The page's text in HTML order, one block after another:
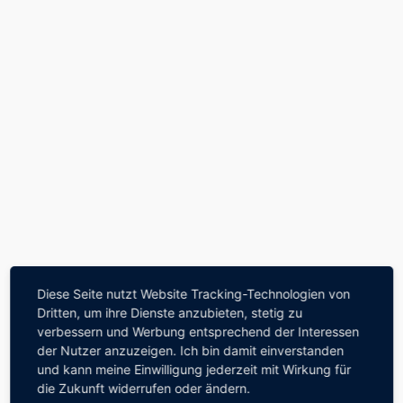
Diese Seite nutzt Website Tracking-Technologien von
Dritten, um ihre Dienste anzubieten, stetig zu
verbessern und Werbung entsprechend der Interessen
der Nutzer anzuzeigen. Ich bin damit einverstanden
und kann meine Einwilligung jederzeit mit Wirkung für
die Zukunft widerrufen oder ändern.